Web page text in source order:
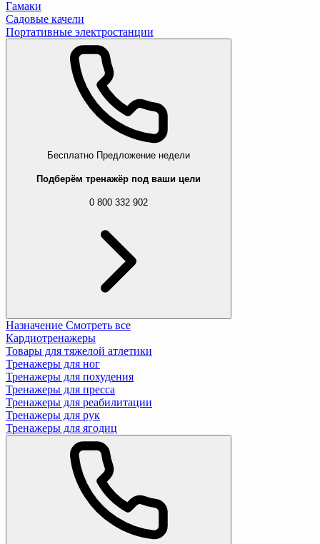
Гамаки
Садовые качели
Портативные электростанции
Бесплатно Предложение недели
Подберём тренажёр под ваши цели
0 800 332 902
Назначение Смотреть все
Кардиотренажеры
Товары для тяжелой атлетики
Тренажеры для ног
Тренажеры для похудения
Тренажеры для пресса
Тренажеры для реабилитации
Тренажеры для рук
Тренажеры для ягодиц